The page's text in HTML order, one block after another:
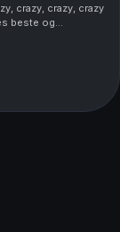
crazy, crazy, crazy
beste og